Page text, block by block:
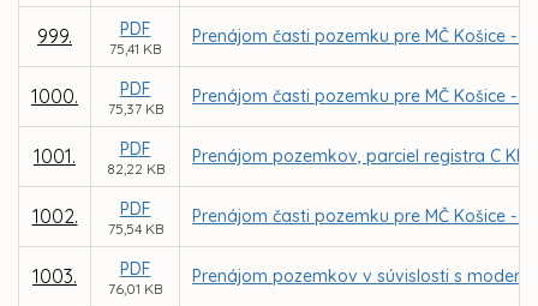
999. PDF
75,41 KB
Prenájom časti pozemku pre MČ Košice -
1000. PDF
75,37 KB
Prenájom časti pozemku pre MČ Košice -
1001. PDF
82,22 KB
Prenájom pozemkov, parciel registra C
1002. PDF
75,54 KB
Prenájom časti pozemku pre MČ Košice -
1003. PDF
76,01 KB
Prenájom pozemkov v súvislosti s